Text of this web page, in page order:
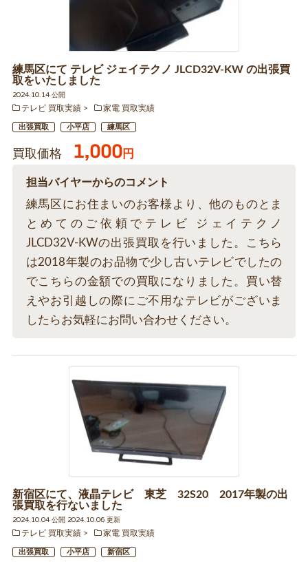
練馬区にて テレビ ジェイテクノ JLCD32V-KW の出張買
取をいたしました
2024.10.14 公開
テレビ 買取実績
家電 買取実績
出張買取 小平店 練馬区
買取価格 1,000円
担当バイヤーからのコメント
練馬区にお住まいのお客様より、他のものとま
とめてのご依頼でテレビ ジェイテクノ
JLCD32V-KWの出張買取を行いました。こちら
は2018年製のお品物で少し古いテレビでしたの
でこちらの金額での買取になりました。買い替
えやお引越しの際にご不用なテレビがございま
したらお気軽にお問い合わせください。
新宿区にて、液晶テレビ 東芝 32S20 2017年製の出
張買取を行ないました
2024.10.04 公開 2024.10.06 更新
テレビ 買取実績
家電 買取実績
出張買取 小平店 新宿区